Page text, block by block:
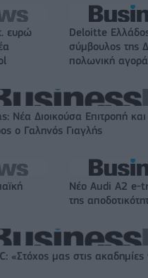
ευρώ
Deloitte
σύμβουλος της
πολωνική αγορά
Νέα Διοικούσα Επιτροπή και
ο Γαληνός Γιαγλής
Νέο Audi A2 e-
της
«Στόχος μας στις ακαδημίες